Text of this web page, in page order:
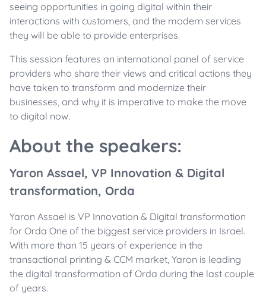
seeing opportunities in going digital within their
interactions with customers, and the modern services
they will be able to provide enterprises.
This session features an international panel of service
providers who share their views and critical actions they
have taken to transform and modernize their
businesses, and why it is imperative to make the move
to digital now.
About the speakers:
Yaron Assael, VP Innovation & Digital
transformation, Orda
Yaron Assael is VP Innovation & Digital transformation
for Orda One of the biggest service providers in Israel.
With more than 15 years of experience in the
transactional printing & CCM market, Yaron is leading
the digital transformation of Orda during the last couple
of years.